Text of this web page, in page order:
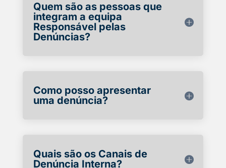
Quem são as pessoas que
integram a equipa
Responsável pelas
Denúncias?
Como posso apresentar
uma denúncia?
Quais são os Canais de
Denúncia Interna?